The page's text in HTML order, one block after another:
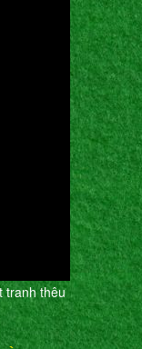
tranh thêu